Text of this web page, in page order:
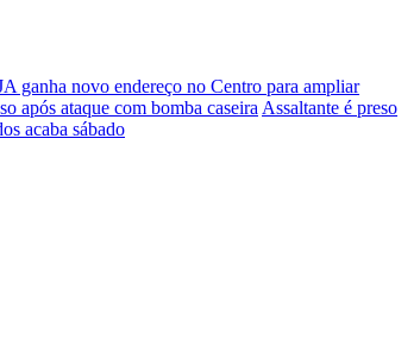
ganha novo endereço no Centro para ampliar
após ataque com bomba caseira Assaltante é preso
acaba sábado